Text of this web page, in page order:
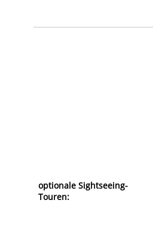
optionale Sightseeing-
Touren: